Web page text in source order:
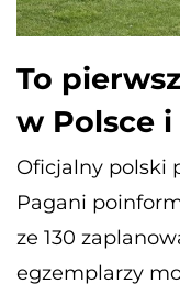
To
w Polsce
Oficjalny polski
Pagani
ze 130
egzemplarzy